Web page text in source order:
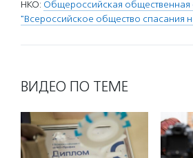
НКО: Общероссийская общественная
"Всероссийское общество спасания
ВИДЕО ПО ТЕМЕ